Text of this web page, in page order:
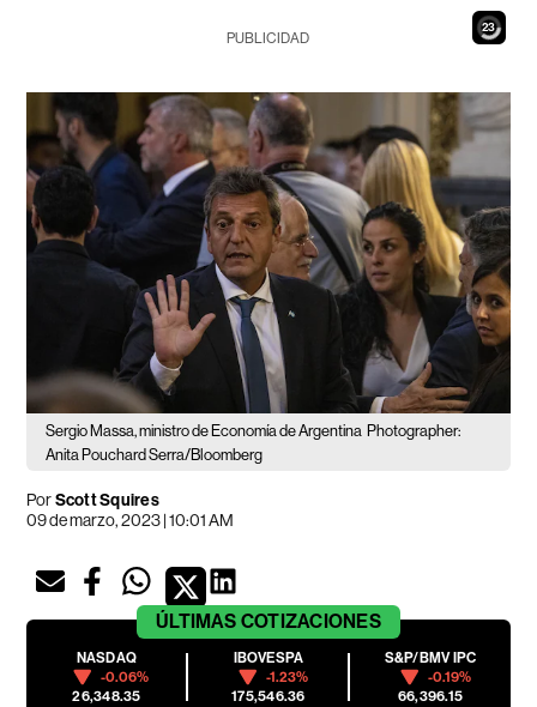
21
PUBLICIDAD
Sergio Massa, ministro de Economía de Argentina Photographer:
Anita Pouchard Serra/Bloomberg
PorScott Squires
09 de marzo, 2023 | 10:01 AM
ÚLTIMAS COTIZACIONES
NASDAQ
-0.06%
26,348.35
IBOVESPA
-1.23%
175,546.36
S&P/BMV IPC
-0.19%
66,396.15